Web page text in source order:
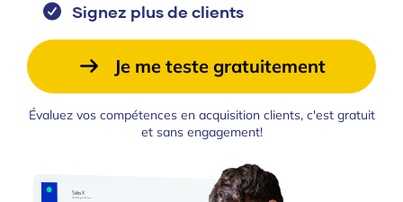
Signez plus de clients
Je me teste gratuitement
Évaluez vos compétences en acquisition clients, c'est gratuit
et sans engagement!